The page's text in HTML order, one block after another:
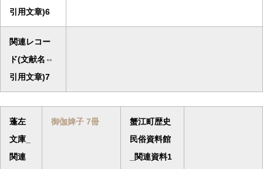
引用文章)6
関連レコー
ド(文献名⇔
引用文章)7
蓬左
文庫_
関連
御伽婢子 7冊
蟹江町歴史
民俗資料館
_関連資料1